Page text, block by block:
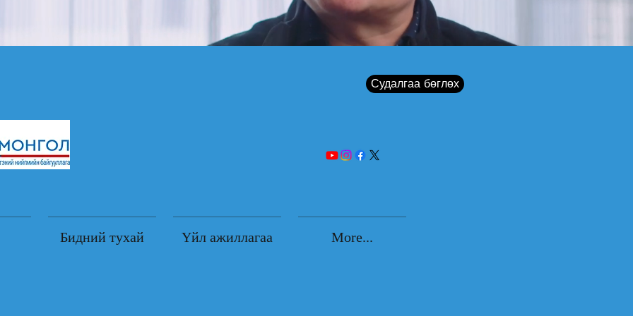
Судалгаа бөглөх
Бидний тухай Үйл ажиллагаа More...